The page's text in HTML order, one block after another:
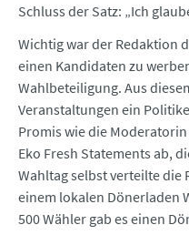
Schluss der Satz: „Ich
Wichtig war der Redaktion
einen Kandidaten zu
Wahlbeteiligung. Aus
Veranstaltungen ein
Promis wie die
Eko Fresh Statements ab,
Wahltag selbst verteilte
einem lokalen Dönerladen
500 Wähler gab es einen